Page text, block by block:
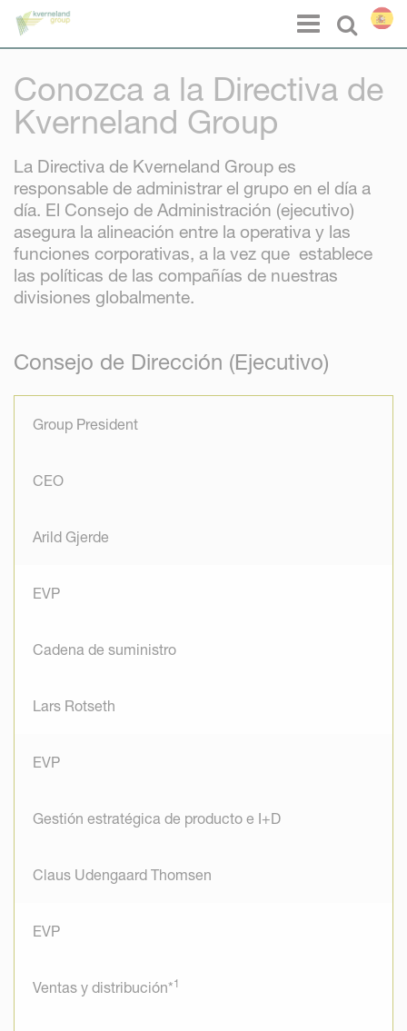
Select
Menu
Conozca a la Directiva de
Kverneland Group
La Directiva de Kverneland Group es
responsable de administrar el grupo en el día a
día. El Consejo de Administración (ejecutivo)
asegura la alineación entre la operativa y las
funciones corporativas, a la vez que establece
las políticas de las compañías de nuestras
divisiones globalmente.
Consejo de Dirección (Ejecutivo)
Group President
CEO
Arild Gjerde
EVP
Cadena de suministro
Lars Rotseth
EVP
Gestión estratégica de producto e I+D
Claus Udengaard Thomsen
EVP
Ventas y distribución*1
Panel de gestión de cookies